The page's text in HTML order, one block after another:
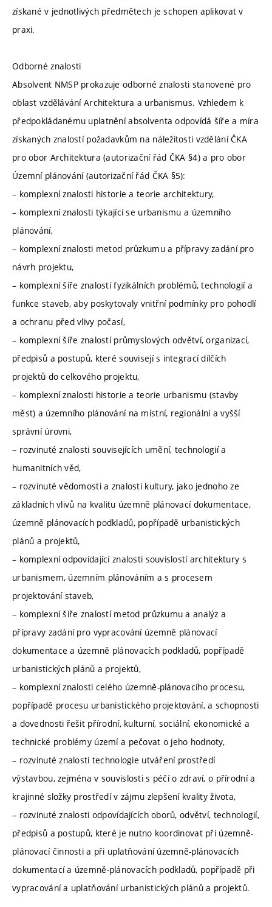
získané v jednotlivých předmětech je schopen aplikovat v
praxi.
Odborné znalosti
Absolvent NMSP prokazuje odborné znalosti stanovené pro
oblast vzdělávání Architektura a urbanismus. Vzhledem k
předpokládanému uplatnění absolventa odpovídá šíře a míra
získaných znalostí požadavkům na náležitosti vzdělání ČKA
pro obor Architektura (autorizační řád ČKA §4) a pro obor
Územní plánování (autorizační řád ČKA §5):
– komplexní znalosti historie a teorie architektury,
– komplexní znalosti týkající se urbanismu a územního
plánování,
– komplexní znalosti metod průzkumu a přípravy zadání pro
návrh projektu,
– komplexní šíře znalostí fyzikálních problémů, technologií a
funkce staveb, aby poskytovaly vnitřní podmínky pro pohodlí
a ochranu před vlivy počasí,
– komplexní šíře znalostí průmyslových odvětví, organizací,
předpisů a postupů, které souvisejí s integrací dílčích
projektů do celkového projektu,
– komplexní znalosti historie a teorie urbanismu (stavby
měst) a územního plánování na místní, regionální a vyšší
správní úrovni,
– rozvinuté znalosti souvisejících umění, technologií a
humanitních věd,
– rozvinuté vědomosti a znalosti kultury, jako jednoho ze
základních vlivů na kvalitu územně plánovací dokumentace,
územně plánovacích podkladů, popřípadě urbanistických
plánů a projektů,
– komplexní odpovídající znalosti souvislostí architektury s
urbanismem, územním plánováním a s procesem
projektování staveb,
– komplexní šíře znalostí metod průzkumu a analýz a
přípravy zadání pro vypracování územně plánovací
dokumentace a územně plánovacích podkladů, popřípadě
urbanistických plánů a projektů,
– komplexní znalosti celého územně-plánovacího procesu,
popřípadě procesu urbanistického projektování, a schopnosti
a dovednosti řešit přírodní, kulturní, sociální, ekonomické a
technické problémy území a pečovat o jeho hodnoty,
– rozvinuté znalosti technologie utváření prostředí
výstavbou, zejména v souvislosti s péčí o zdraví, o přírodní a
krajinné složky prostředí v zájmu zlepšení kvality života,
– rozvinuté znalosti odpovídajících oborů, odvětví, technologií,
předpisů a postupů, které je nutno koordinovat při územně-
plánovací činnosti a při uplatňování územně-plánovacích
dokumentací a územně-plánovacích podkladů, popřípadě při
vypracování a uplatňování urbanistických plánů a projektů.